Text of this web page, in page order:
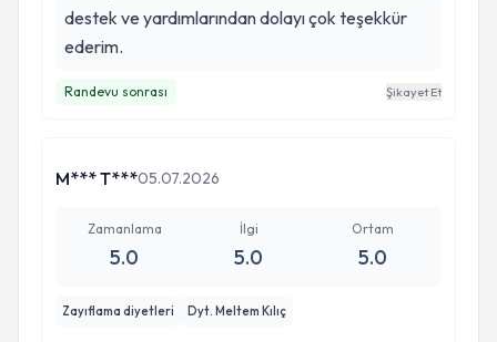
destek ve yardımlarından dolayı çok teşekkür
ederim.
Randevu sonrası Şikayet Et
M*** T***05.07.2026
Zamanlama
5.0
İlgi
5.0
Ortam
5.0
Zayıflama diyetleri Dyt. Meltem Kılıç